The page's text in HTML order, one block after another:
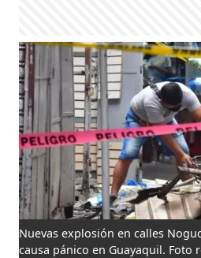
Nuevas explosión en calles
causa pánico en Guayaquil. Foto